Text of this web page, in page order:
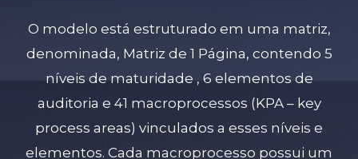
O modelo está estruturado em uma matriz,
denominada, Matriz de 1 Página, contendo 5
níveis de maturidade , 6 elementos de
auditoria e 41 macroprocessos (KPA – key
process areas) vinculados a esses níveis e
elementos. Cada macroprocesso possui um